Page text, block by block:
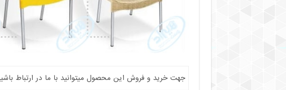
جهت خرید و فروش این محصول میتوانید با ما در ارتباط